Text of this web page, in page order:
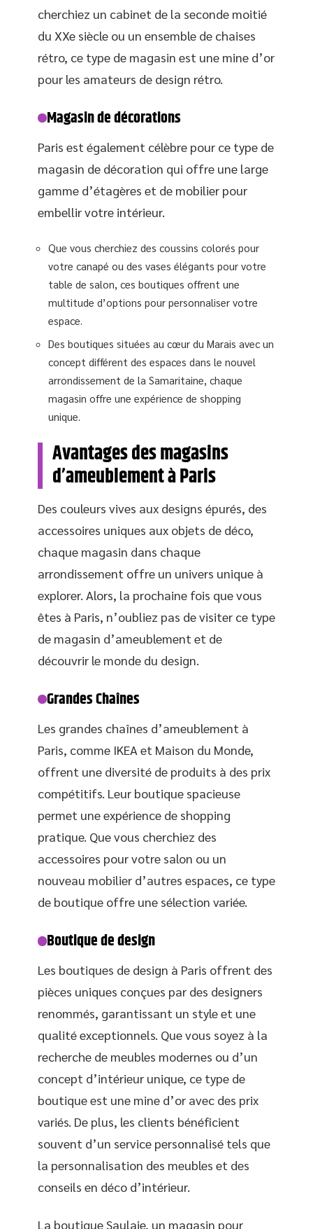
cherchiez un cabinet de la seconde moitié
du XXe siècle ou un ensemble de chaises
rétro, ce type de magasin est une mine d’or
pour les amateurs de design rétro.
Magasin de décorations
Paris est également célèbre pour ce type de
magasin de décoration qui offre une large
gamme d’étagères et de mobilier pour
embellir votre intérieur.
Que vous cherchiez des coussins colorés pour
votre canapé ou des vases élégants pour votre
table de salon, ces boutiques offrent une
multitude d’options pour personnaliser votre
espace.
Des boutiques situées au cœur du Marais avec un
concept différent des espaces dans le nouvel
arrondissement de la Samaritaine, chaque
magasin offre une expérience de shopping
unique.
Avantages des magasins
d’ameublement à Paris
Des couleurs vives aux designs épurés, des
accessoires uniques aux objets de déco,
chaque magasin dans chaque
arrondissement offre un univers unique à
explorer. Alors, la prochaine fois que vous
êtes à Paris, n’oubliez pas de visiter ce type
de magasin d’ameublement et de
découvrir le monde du design.
Grandes Chaînes
Les grandes chaînes d’ameublement à
Paris, comme IKEA et Maison du Monde,
offrent une diversité de produits à des prix
compétitifs. Leur boutique spacieuse
permet une expérience de shopping
pratique. Que vous cherchiez des
accessoires pour votre salon ou un
nouveau mobilier d’autres espaces, ce type
de boutique offre une sélection variée.
Boutique de design
Les boutiques de design à Paris offrent des
pièces uniques conçues par des designers
renommés, garantissant un style et une
qualité exceptionnels. Que vous soyez à la
recherche de meubles modernes ou d’un
concept d’intérieur unique, ce type de
boutique est une mine d’or avec des prix
variés. De plus, les clients bénéficient
souvent d’un service personnalisé tels que
la personnalisation des meubles et des
conseils en déco d’intérieur.
La boutique Saulaie, un magasin pour